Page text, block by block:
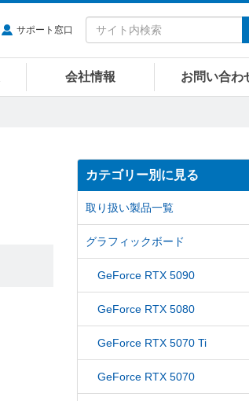
サポート窓口
会社情報 お問い合わ
カテゴリー別に見る
取り扱い製品一覧
グラフィックボード
GeForce RTX 5090
GeForce RTX 5080
GeForce RTX 5070 Ti
GeForce RTX 5070